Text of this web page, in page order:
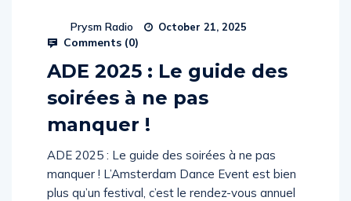
Prysm Radio October 21, 2025
Comments (0)
ADE 2025 : Le guide des
soirées à ne pas
manquer !
ADE 2025 : Le guide des soirées à ne pas
manquer ! L’Amsterdam Dance Event est bien
plus qu’un festival, c’est le rendez-vous annuel